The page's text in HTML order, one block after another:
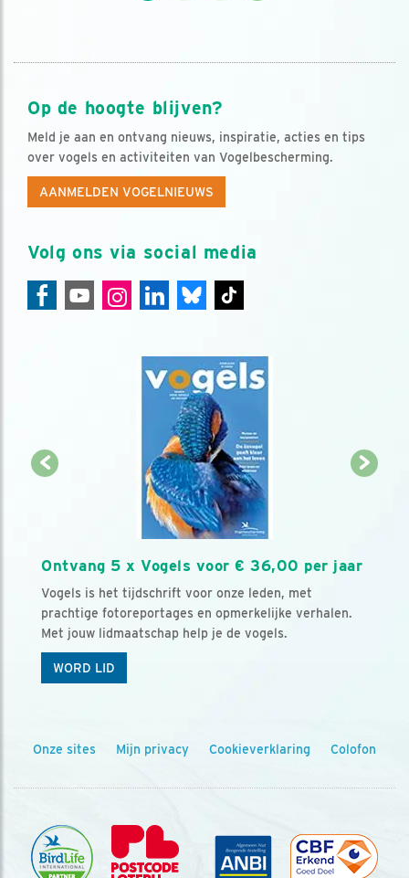
Op de hoogte blijven?
Meld je aan en ontvang nieuws, inspiratie, acties en tips
over vogels en activiteiten van Vogelbescherming.
AANMELDEN VOGELNIEUWS
Volg ons via social media
Ontvang 5 x Vogels voor € 36,00 per jaar
Vogels is het tijdschrift voor onze leden, met
prachtige fotoreportages en opmerkelijke verhalen.
Met jouw lidmaatschap help je de vogels.
WORD LID
Onze sites Mijn privacy Cookieverklaring Colofon